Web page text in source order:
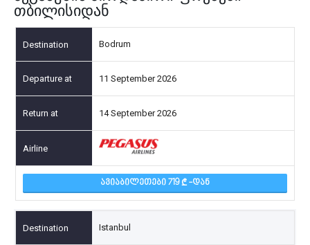
თბილისიდან
Bodrum
11 September 2026
14 September 2026
ᲐᲕᲘᲐᲑᲘᲚᲔᲗᲔᲑᲘ 719 -ᲓᲐᲜ
Istanbul